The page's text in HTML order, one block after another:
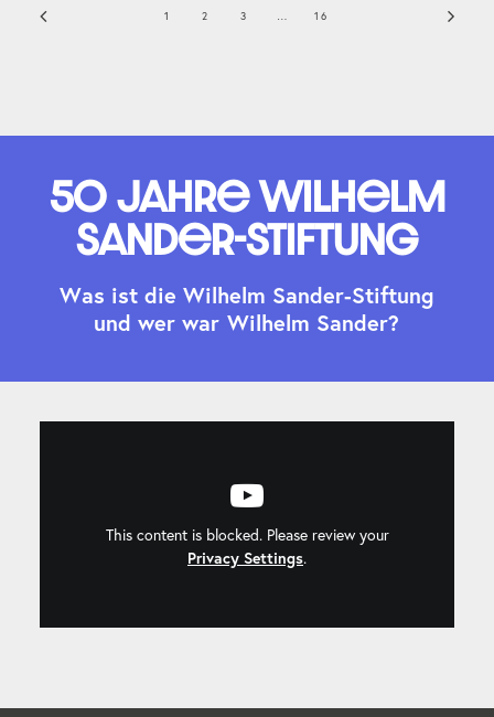
1 2 3 16
50 Jahre Wilhelm
Sander-Stiftung
Was ist die Wilhelm Sander-Stiftung
und wer war Wilhelm Sander?
This content is blocked. Please review your
Privacy Settings.